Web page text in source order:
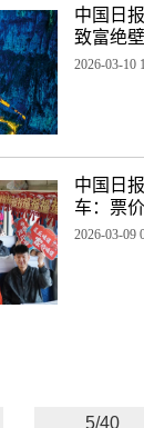
中国日
致富绝
2026-03-10
中国日
车：票
2026-03-09
5/40